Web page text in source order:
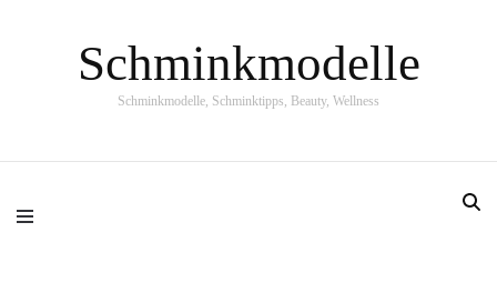
Schminkmodelle
Schminkmodelle, Schminktipps, Beauty, Wellness